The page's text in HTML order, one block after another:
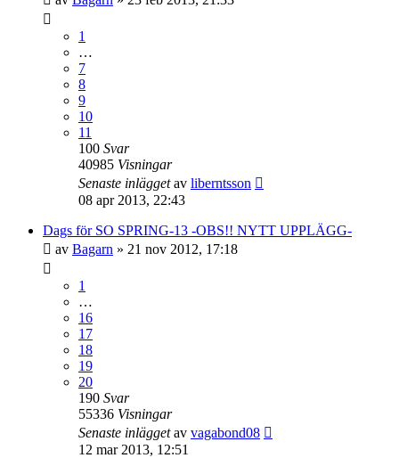
1
…
7
8
9
10
11
100 Svar
40985 Visningar
Senaste inläggetav liberntsson
08 apr 2013, 22:43
Dags för SO SPRING-13 -OBS!! NYTT UPPLÄGG-
av Bagarn » 21 nov 2012, 17:18
1
…
16
17
18
19
20
190 Svar
55336 Visningar
Senaste inläggetav vagabond08
12 mar 2013, 12:51